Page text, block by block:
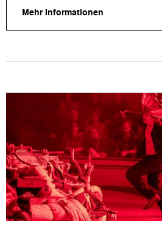
Mehr Informationen